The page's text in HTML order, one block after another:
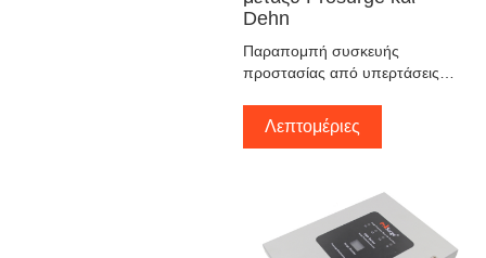
Dehn
Παραπομπή συσκευής
προστασίας από υπερτάσεις
Λεπτομέριες